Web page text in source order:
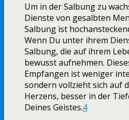
Um in der Salbung zu
Dienste von gesalbten
Salbung ist
Wenn Du unter ihrem
Salbung, die auf ihrem
bewusst aufnehmen.
Empfangen ist weniger
sondern vollzieht sich auf
Herzens, besser in der
Deines Geistes.4